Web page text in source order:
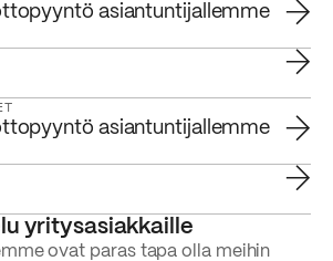
asiantuntijallemme
asiantuntijallemme
yritysasiakkaille
ovat paras tapa olla meihin